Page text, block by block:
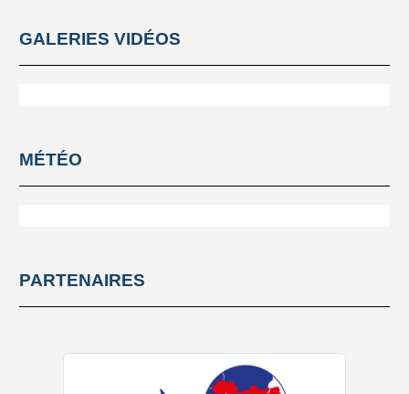
GALERIES VIDÉOS
MÉTÉO
PARTENAIRES